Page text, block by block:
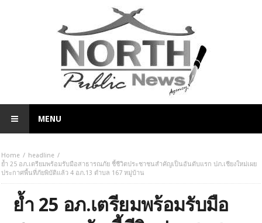
MENU
Home
headline
ย้ำ 25 อภ.เตรียมพร้อมรับมือสาธารณภัย ชี้ชีวิตประชาชนสำคัญเป็นอันดับแรก ปภ.เชียงใหม่เผย
ประกาศพื้นที่ภัยพิบัติแล้ว 4 อภ.13 ตำบล 167 หมู่บ้าน
ย้ำ 25 อภ.เตรียมพร้อมรับมือ